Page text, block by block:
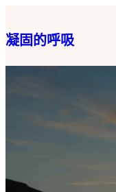
至
主
凝固的呼吸